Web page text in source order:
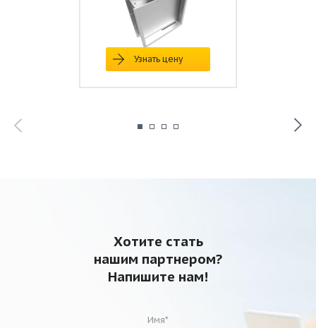
Узнать цену
Хотите стать
нашим партнером?
Напишите нам!